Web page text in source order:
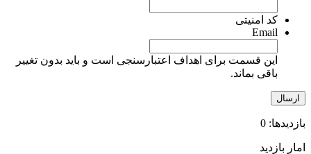
کد امنیتی
Email
این قسمت برای اهداف اعتبارسنجی است و باید بدون تغییر
باقی بماند.
0
بازدید